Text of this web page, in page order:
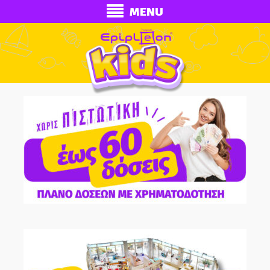
MENU
ECONOMY
Παιδικά Κρεβάτια
Παιδικές Κουκέτες